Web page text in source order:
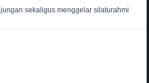
sekaligus menggelar silaturahmi